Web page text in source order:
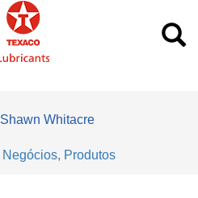
Shawn Whitacre
Negócios, Produtos